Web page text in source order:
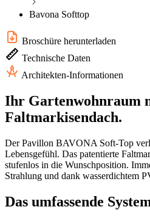
Bavona Softtop
Broschüre herunterladen
Technische Daten
Architekten-Informationen
Ihr Gartenwohnraum
Faltmarkisendach.
Der Pavillon BAVONA Soft-Top
Lebensgefühl. Das patentierte
stufenlos in die Wunschposition.
Strahlung und dank wasserdichtem
Das umfassende